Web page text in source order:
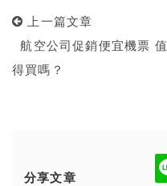
上一篇文章
航空公司促銷便宜機票 值
得買嗎？
分享文章